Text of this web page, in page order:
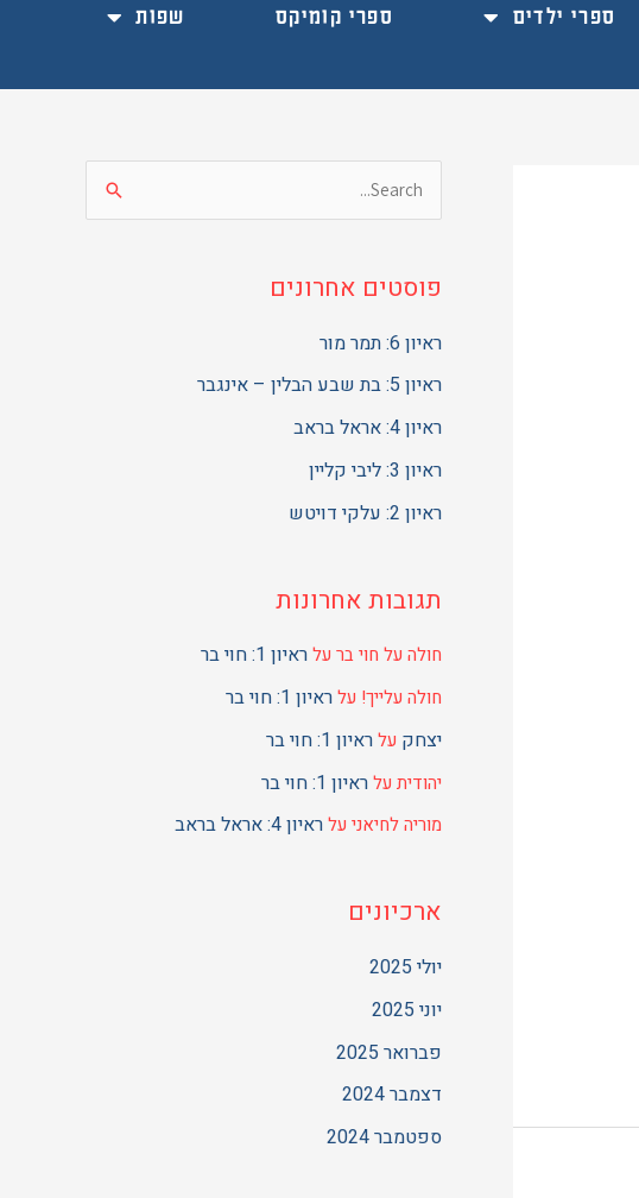
ספרי ילדים ספרי קומיקס
שפות
r
c
r
:
פוסטים אחרונים
ראיון 6: תמר מור
ראיון 5: בת שבע הבלין – אינגבר
ראיון 4: אראל בראב
ראיון 3: ליבי קליין
ראיון 2: עלקי דויטש
תגובות אחרונות
חולה על חוי בר עלראיון 1: חוי בר
חולה עלייך! עלראיון 1: חוי בר
יצחק עלראיון 1: חוי בר
יהודית עלראיון 1: חוי בר
מוריה לחיאני עלראיון 4: אראל בראב
ארכיונים
יולי 2025
יוני 2025
פברואר 2025
דצמבר 2024
ספטמבר 2024